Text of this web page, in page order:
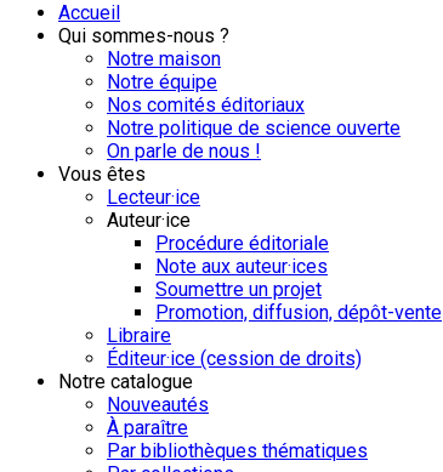
Accueil
Qui sommes-nous ?
Notre maison
Notre équipe
Nos comités éditoriaux
Notre politique de science ouverte
On parle de nous !
Vous êtes
Lecteur·ice
Auteur·ice
Procédure éditoriale
Note aux auteur·ices
Soumettre un projet
Promotion, diffusion, dépôt-vente
Libraire
Éditeur·ice (cession de droits)
Notre catalogue
Nouveautés
À paraître
Par bibliothèques thématiques